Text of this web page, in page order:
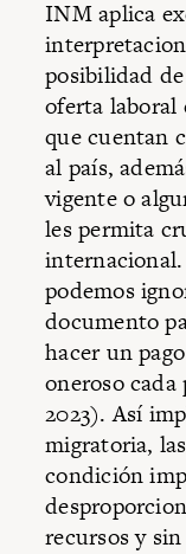
INM aplica
posibilidad
oferta laboral
que cuentan
al país,
vigente o
les permita
podemos
documento
hacer un
oneroso
2023). Así
migratoria,
condición
recursos y